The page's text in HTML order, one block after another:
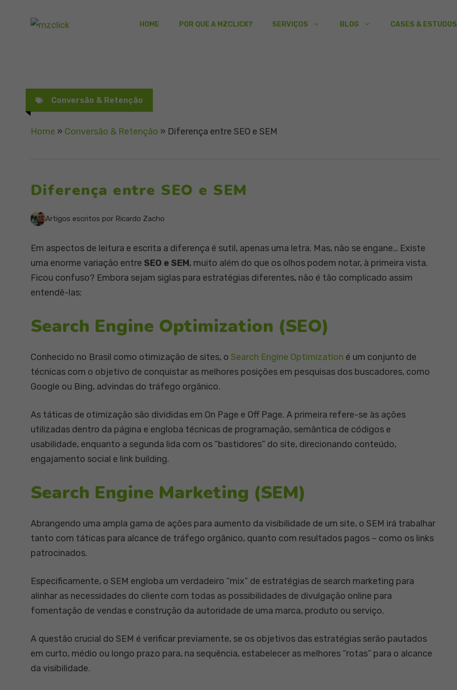
HOME POR QUE A MZCLICK? SERVIÇOS BLOG CASES & ESTUDOS
Conversão & Retenção
Home » Conversão & Retenção » Diferença entre SEO e SEM
Diferença entre SEO e SEM
Artigos escritos por Ricardo Zacho
Em aspectos de leitura e escrita a diferença é sutil, apenas uma letra. Mas, não se engane… Existe
uma enorme variação entre SEO e SEM, muito além do que os olhos podem notar, à primeira vista.
Ficou confuso? Embora sejam siglas para estratégias diferentes, não é tão complicado assim
entendê-las:
Search Engine Optimization (SEO)
Conhecido no Brasil como otimização de sites, o Search Engine Optimization é um conjunto de
técnicas com o objetivo de conquistar as melhores posições em pesquisas dos buscadores, como
Google ou Bing, advindas do tráfego orgânico.
As táticas de otimização são divididas em On Page e Off Page. A primeira refere-se às ações
utilizadas dentro da página e engloba técnicas de programação, semântica de códigos e
usabilidade, enquanto a segunda lida com os “bastidores” do site, direcionando conteúdo,
engajamento social e link building.
Search Engine Marketing (SEM)
Abrangendo uma ampla gama de ações para aumento da visibilidade de um site, o SEM irá trabalhar
tanto com táticas para alcance de tráfego orgânico, quanto com resultados pagos – como os links
patrocinados.
Especificamente, o SEM engloba um verdadeiro “mix” de estratégias de search marketing para
alinhar as necessidades do cliente com todas as possibilidades de divulgação online para
fomentação de vendas e construção da autoridade de uma marca, produto ou serviço.
A questão crucial do SEM é verificar previamente, se os objetivos das estratégias serão pautados
em curto, médio ou longo prazo para, na sequência, estabelecer as melhores “rotas” para o alcance
da visibilidade.